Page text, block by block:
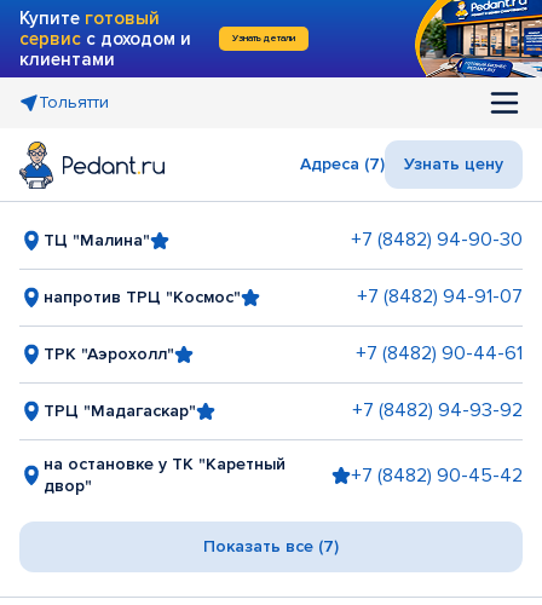
Купите готовый
сервис с доходом и
клиентами
Узнать детали
Тольятти
Адреса (7) Узнать цену
ТЦ "Малина" +7 (8482) 94-90-30
напротив ТРЦ "Космос" +7 (8482) 94-91-07
ТРК "Аэрохолл" +7 (8482) 90-44-61
ТРЦ "Мадагаскар" +7 (8482) 94-93-92
на остановке у ТК "Каретный
двор"
+7 (8482) 90-45-42
Показать все (7)